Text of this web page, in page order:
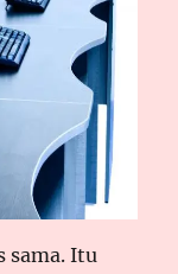
sama. Itu